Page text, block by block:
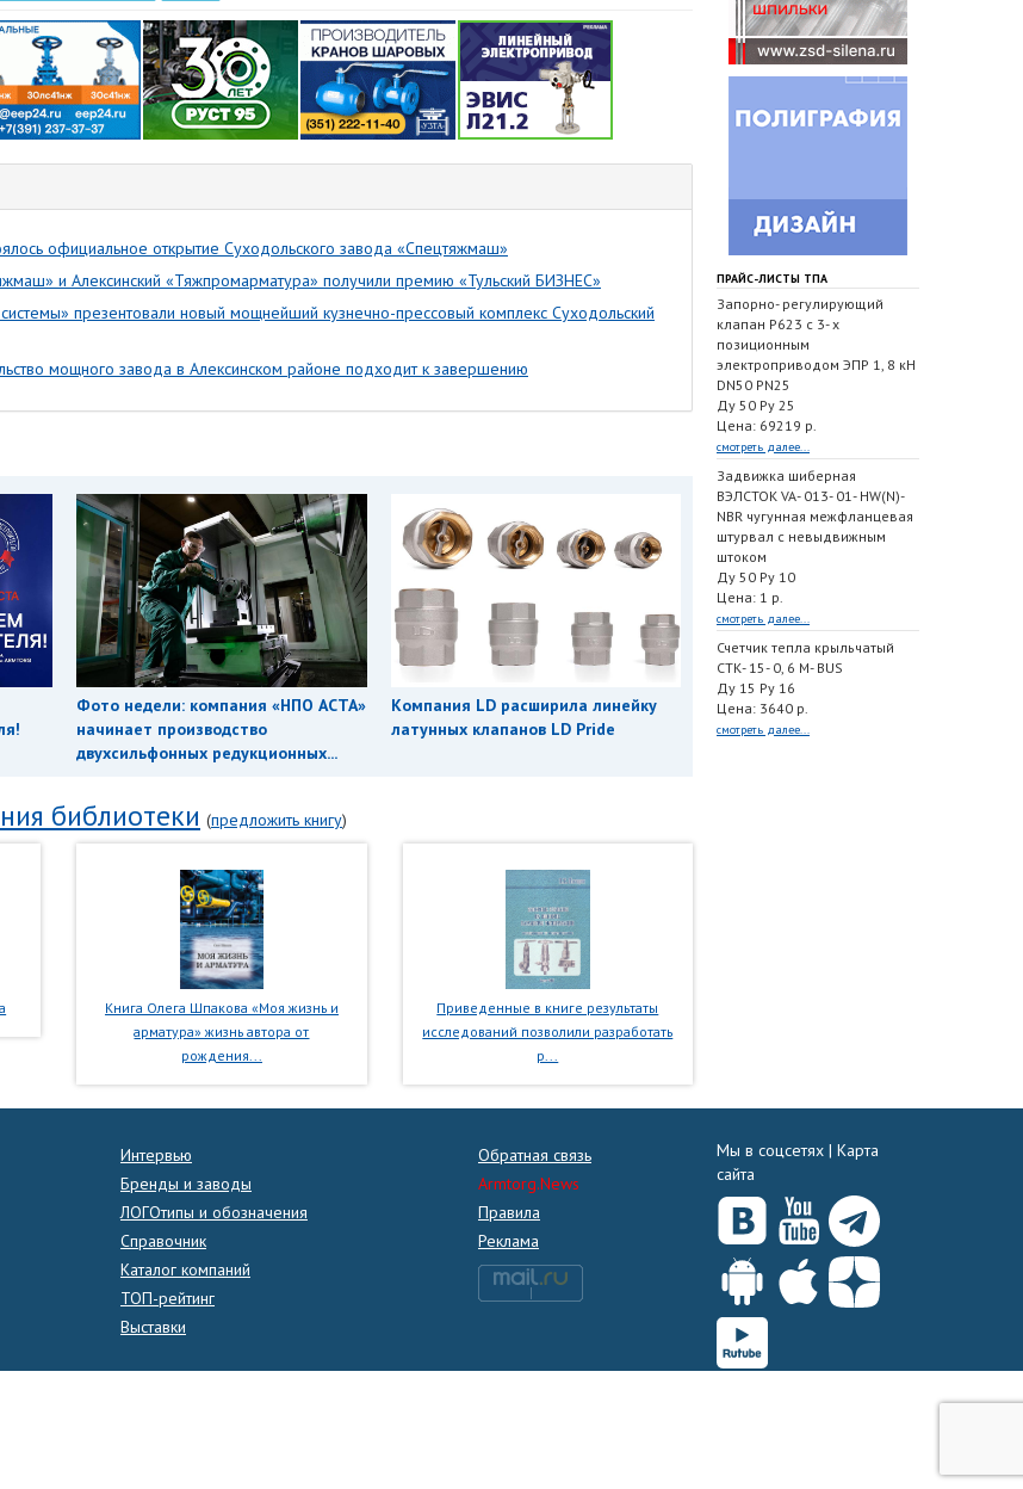
официальное открытие Суходольского завода «Спецтяжмаш»
и Алексинский «Тяжпромарматура» получили премию «Тульский БИЗНЕС»
презентовали новый мощнейший кузнечно-прессовый комплекс Суходольский
мощного завода в Алексинском районе подходит к завершению
Фото недели: компания «НПО АСТА»
начинает производство
двухсильфонных редукционных...
Компания LD расширила линейку
латунных клапанов LD Pride
библиотеки (предложить книгу)
Книга Олега Шпакова «Моя жизнь и
арматура» жизнь автора от
рождения...
Приведенные в книге результаты
исследований позволили разработать
р...
ПРАЙС-ЛИСТЫ ТПА
Запорно- регулирующий
клапан Р623 с 3- х
позиционным
электроприводом ЭПР 1, 8 кН
DN50 PN25
Ду 50 Ру 25
Цена: 69219 р.
смотреть далее...
Задвижка шиберная
ВЭЛСТОК VA- 013- 01- HW(N)-
NBR чугунная межфланцевая
штурвал с невыдвижным
штоком
Ду 50 Ру 10
Цена: 1 р.
смотреть далее...
Счетчик тепла крыльчатый
СТК- 15- 0, 6 M- BUS
Ду 15 Ру 16
Цена: 3640 р.
смотреть далее...
Интервью
Бренды и заводы
ЛОГОтипы и обозначения
Справочник
Каталог компаний
ТОП-рейтинг
Выставки
Обратная связь
Armtorg.News
Правила
Реклама
Мы в соцсетях | Карта
сайта